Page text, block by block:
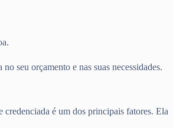
seu orçamento e nas suas necessidades.
credenciada é um dos principais fatores. Ela